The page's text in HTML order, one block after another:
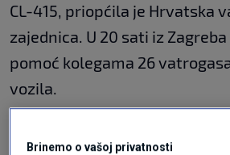
CL-415, priopćila je Hrvatska
zajednica. U 20 sati iz
pomoć kolegama 26
vozila.
Dalmacija Danasobjavila je
Brinemo o vašoj privatnosti